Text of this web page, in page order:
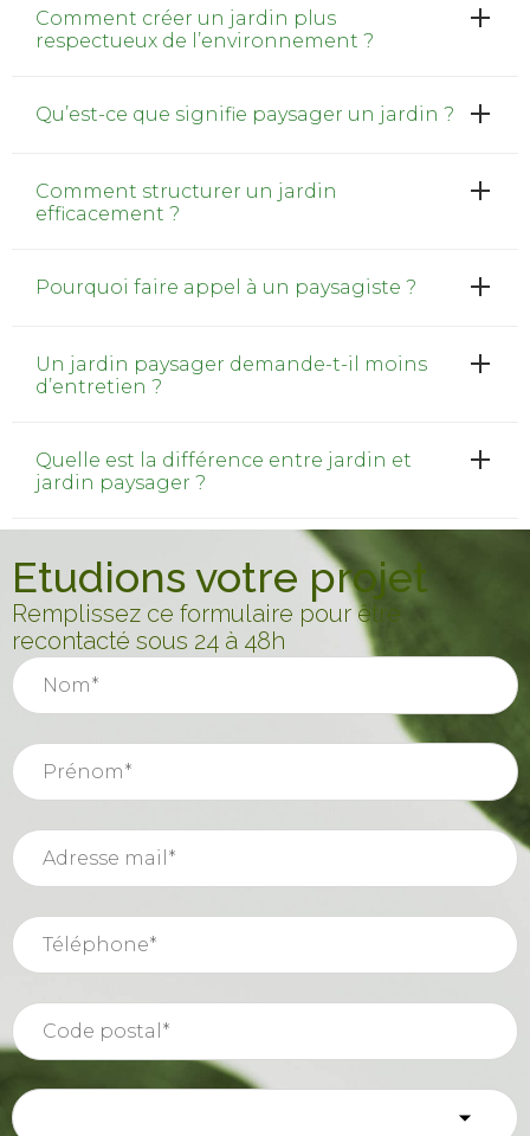
Comment créer un jardin plus
respectueux de l’environnement ?
Qu’est-ce que signifie paysager un jardin ?
Comment structurer un jardin
efficacement ?
Pourquoi faire appel à un paysagiste ?
Un jardin paysager demande-t-il moins
d’entretien ?
Quelle est la différence entre jardin et
jardin paysager ?
Etudions votre projet
Remplissez ce formulaire pour être
recontacté sous 24 à 48h